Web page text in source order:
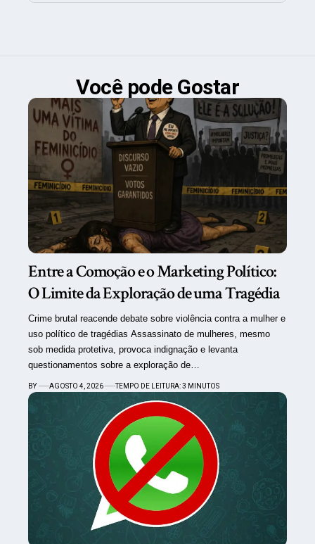
Você pode Gostar
Entre a Comoção e o Marketing Político:
O Limite da Exploração de uma Tragédia
Crime brutal reacende debate sobre violência contra a mulher e
uso político de tragédias Assassinato de mulheres, mesmo
sob medida protetiva, provoca indignação e levanta
questionamentos sobre a exploração de…
BY AGOSTO 4, 2026 TEMPO DE LEITURA: 3 MINUTOS